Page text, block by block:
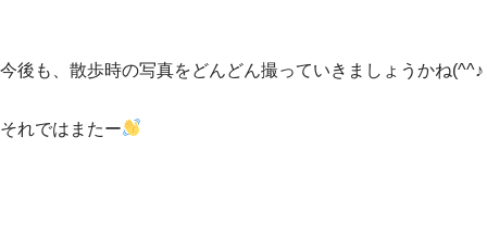
今後も、散歩時の写真をどんどん撮っていきましょうかね(^^♪
それではまたー